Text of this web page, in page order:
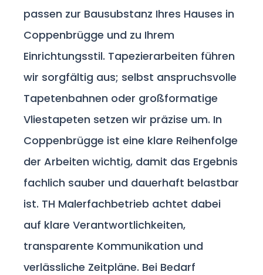
passen zur Bausubstanz Ihres Hauses in
Coppenbrügge und zu Ihrem
Einrichtungsstil. Tapezierarbeiten führen
wir sorgfältig aus; selbst anspruchsvolle
Tapetenbahnen oder großformatige
Vliestapeten setzen wir präzise um. In
Coppenbrügge ist eine klare Reihenfolge
der Arbeiten wichtig, damit das Ergebnis
fachlich sauber und dauerhaft belastbar
ist. TH Malerfachbetrieb achtet dabei
auf klare Verantwortlichkeiten,
transparente Kommunikation und
verlässliche Zeitpläne. Bei Bedarf